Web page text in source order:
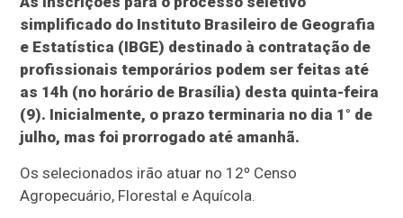
simplificado do Instituto Brasileiro de Geografia
e Estatística (IBGE) destinado à contratação de
profissionais temporários podem ser feitas até
as 14h (no horário de Brasília) desta quinta-feira
(9). Inicialmente, o prazo terminaria no dia 1° de
julho, mas foi prorrogado até amanhã.
Os selecionados irão atuar no 12º Censo
Agropecuário, Florestal e Aquícola.